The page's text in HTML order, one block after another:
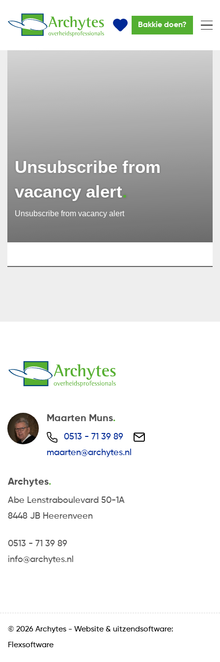
Bakkie doen?
Unsubscribe from
vacancy alert
Unsubscribe from vacancy alert
Maarten Muns
0513 - 71 39 89
maarten@archytes.nl
Archytes
Abe Lenstraboulevard 50-1A
8448 JB Heerenveen
0513 - 71 39 89
info@archytes.nl
© 2026 Archytes - Website & uitzendsoftware:
Flexsoftware